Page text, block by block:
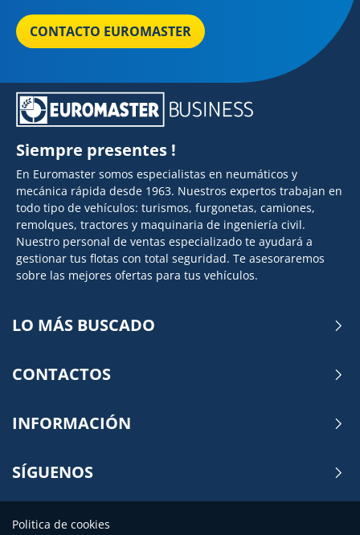
CONTACTO EUROMASTER
Siempre presentes !
En Euromaster somos especialistas en neumáticos y
mecánica rápida desde 1963. Nuestros expertos trabajan en
todo tipo de vehículos: turismos, furgonetas, camiones,
remolques, tractores y maquinaria de ingeniería civil.
Nuestro personal de ventas especializado te ayudará a
gestionar tus flotas con total seguridad. Te asesoraremos
sobre las mejores ofertas para tus vehículos.
LO MÁS BUSCADO
CONTACTOS
INFORMACIÓN
SÍGUENOS
Politica de cookies